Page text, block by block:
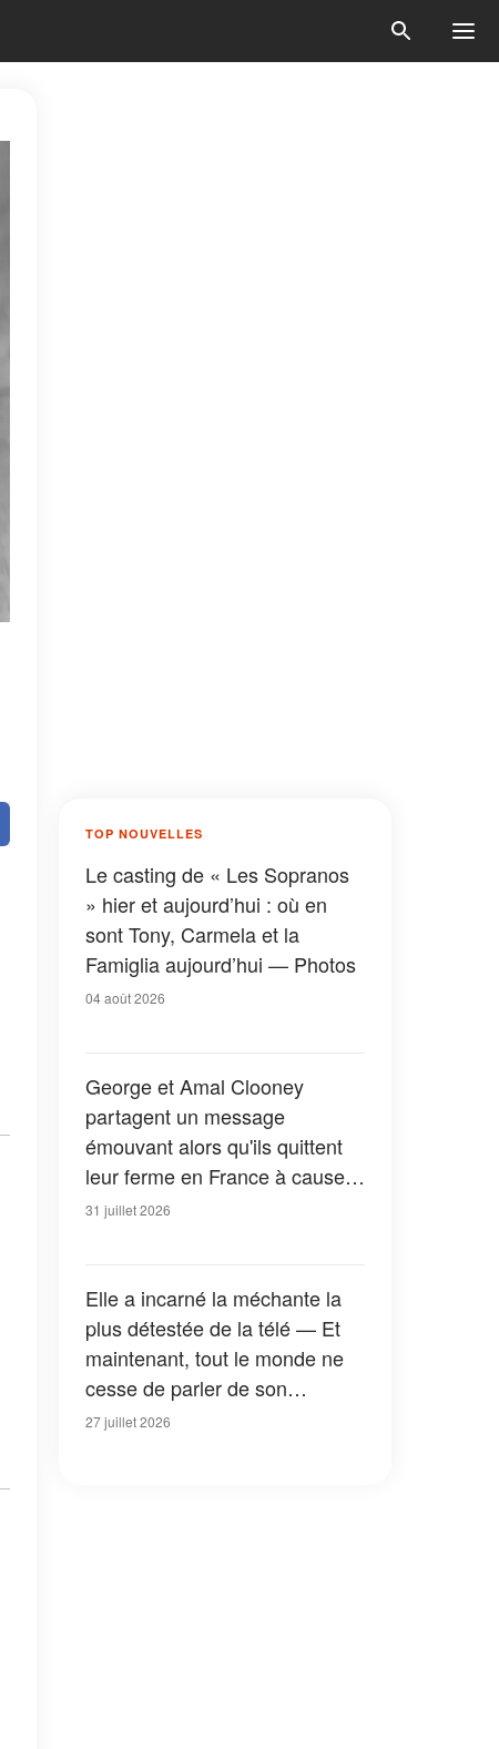
TOP NOUVELLES
Le casting de « Les Sopranos
» hier et aujourd’hui : où en
sont Tony, Carmela et la
Famiglia aujourd’hui — Photos
04 août 2026
George et Amal Clooney
partagent un message
émouvant alors qu'ils quittent
leur ferme en France à cause
des feux de forêt — Tous les
31 juillet 2026
Elle a incarné la méchante la
plus détestée de la télé — Et
maintenant, tout le monde ne
cesse de parler de son
apparition dans la nouvelle
27 juillet 2026